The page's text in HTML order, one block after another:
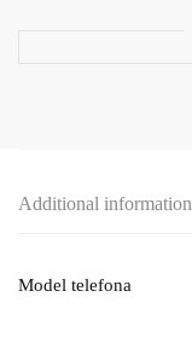
Additional information
Model telefona